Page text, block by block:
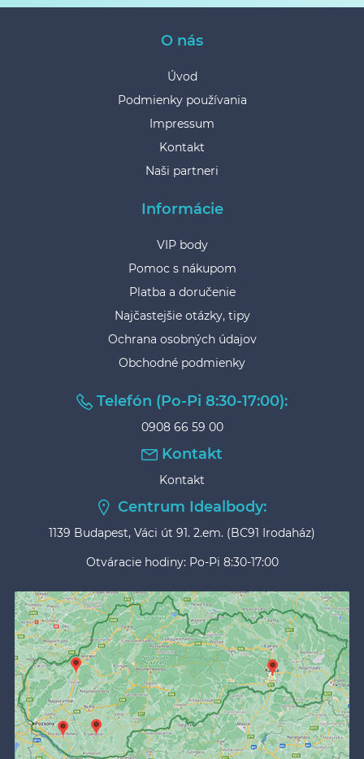
O nás
Úvod
Podmienky používania
Impressum
Kontakt
Naši partneri
Informácie
VIP body
Pomoc s nákupom
Platba a doručenie
Najčastejšie otázky, tipy
Ochrana osobných údajov
Obchodné podmienky
Telefón (Po-Pi 8:30-17:00):
0908 66 59 00
Kontakt
Kontakt
Centrum Idealbody:
1139 Budapest, Váci út 91. 2.em. (BC91 Irodaház)
Otváracie hodiny: Po-Pi 8:30-17:00